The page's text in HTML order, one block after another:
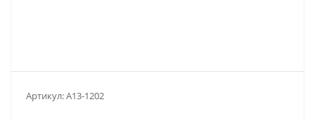
Артикул:A13-1202